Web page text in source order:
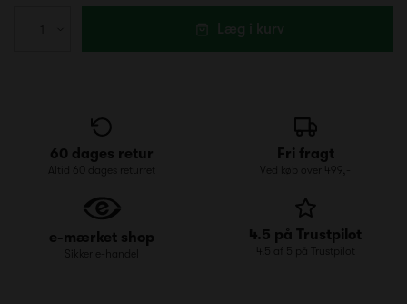
Læg i kurv
60 dages retur
Altid 60 dages returret
Fri fragt
Ved køb over 499,-
e-mærket shop
Sikker e-handel
4.5 på Trustpilot
4.5 af 5 på Trustpilot